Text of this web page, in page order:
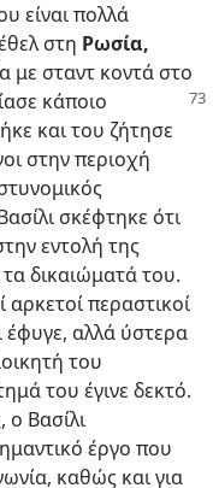
είναι πολλά
στη Ρωσία,
με σταντ κοντά στο
κάποιο
και του ζήτησε
στην περιοχή
σκέφτηκε ότι
εντολή της
τα δικαιώματά του.
περαστικοί
έφυγε, αλλά ύστερα
του
του έγινε δεκτό.
ο Βασίλι
έργο που
καθώς και για